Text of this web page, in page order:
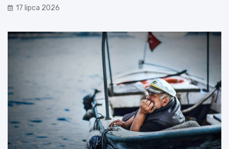
17 lipca 2026